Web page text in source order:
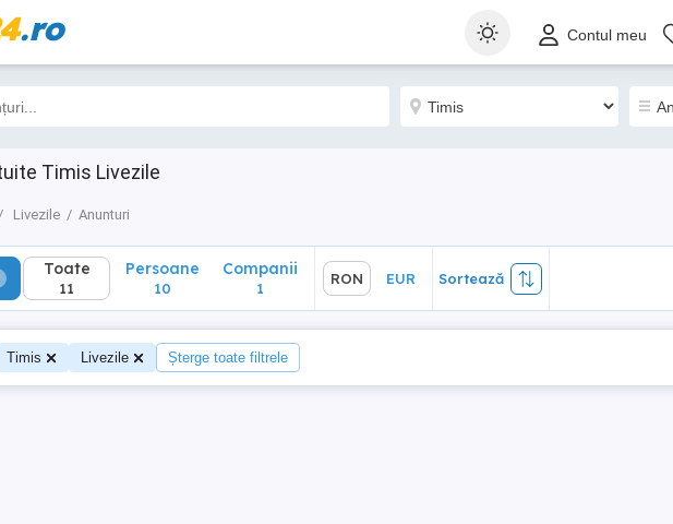
.ro Contul meu
Timis Livezile
Livezile Anunturi
Toate
11
Sortează
Toate
11
Persoane
10
Companii
1
RON EUR Sortează
Timis Livezile Șterge toate filtrele